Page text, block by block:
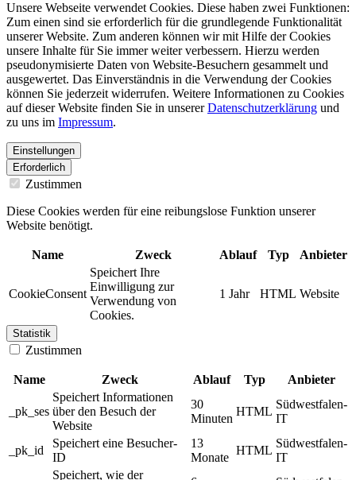
Unsere Webseite verwendet Cookies. Diese haben zwei Funktionen:
Zum einen sind sie erforderlich für die grundlegende Funktionalität
unserer Website. Zum anderen können wir mit Hilfe der Cookies
unsere Inhalte für Sie immer weiter verbessern. Hierzu werden
pseudonymisierte Daten von Website-Besuchern gesammelt und
ausgewertet. Das Einverständnis in die Verwendung der Cookies
können Sie jederzeit widerrufen. Weitere Informationen zu Cookies
auf dieser Website finden Sie in unsererDatenschutzerklärung und
zu uns im Impressum.
Einstellungen
Erforderlich
Zustimmen
Diese Cookies werden für eine reibungslose Funktion unserer
Website benötigt.
Name Zweck Ablauf Typ Anbieter
CookieConsent
Speichert Ihre
Einwilligung zur
Verwendung von
Cookies.
1 Jahr HTML Website
Statistik
Zustimmen
Name Zweck Ablauf Typ Anbieter
_pk_ses
Speichert Informationen
über den Besuch der
Website
30
Minuten
HTML
Südwestfalen-
IT
_pk_id
Speichert eine Besucher-
ID
13
Monate
HTML
Südwestfalen-
IT
Speichert, wie der